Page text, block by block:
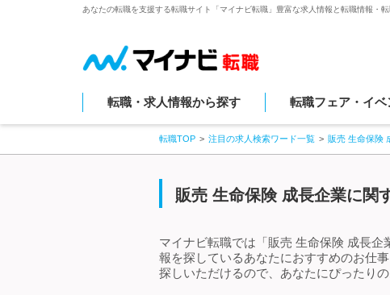
あなたの転職を支援する転職サイト「マイナビ転職」豊富な求人情報と転職情報・
転職・求人情報から探す 転職フェア・イベ
転職TOP 注目の求人検索ワード一覧 販売 生命保険
販売 生命保険 成長企業に関
マイナビ転職では「販売 生命保険 成長
報を探しているあなたにおすすめのお仕
探しいただけるので、あなたにぴったり